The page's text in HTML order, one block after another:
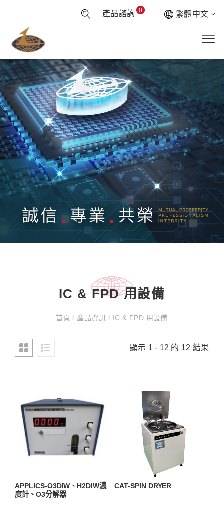
產品諮詢 0 繁體中文
IC & FPD 用設備
首頁/ 產品資訊 / IC & FPD 用設備
顯示 1 - 12 的 12 結果
APPLICS-O3DIW、H2DIW濃
度計、O3分解器
CAT-SPIN DRYER